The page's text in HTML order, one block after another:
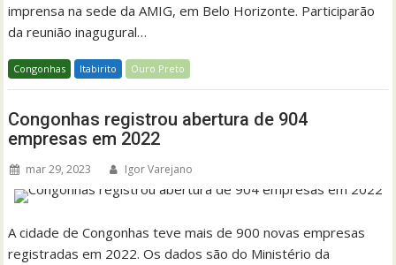
imprensa na sede da AMIG, em Belo Horizonte. Participarão
da reunião inagugural…
Congonhas Itabirito Ouro Preto
Congonhas registrou abertura de 904
empresas em 2022
mar 29, 2023 Igor Varejano
A cidade de Congonhas teve mais de 900 novas empresas
registradas em 2022. Os dados são do Ministério da